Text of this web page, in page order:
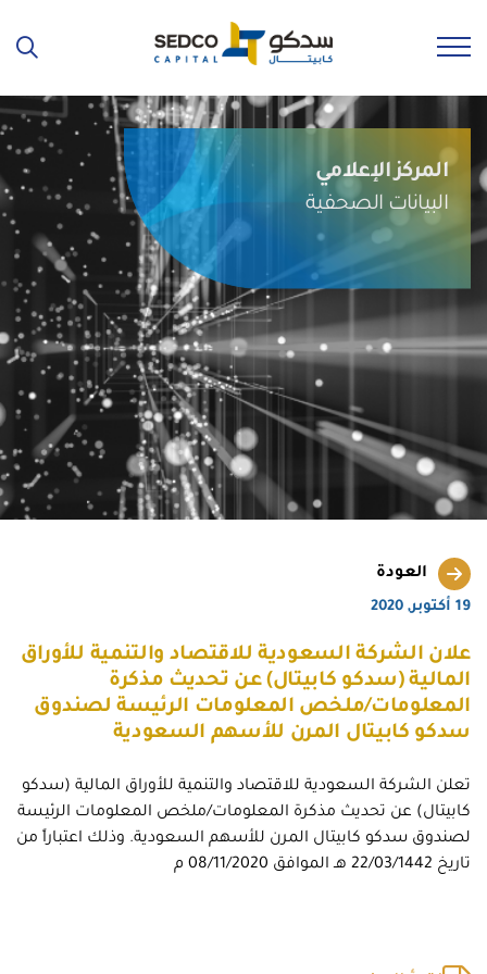
المركز الإعلامي
البيانات الصحفية
العودة
19 أكتوبر, 2020
علان الشركة السعودية للاقتصاد والتنمية للأوراق
المالية (سدكو كابيتال) عن تحديث مذكرة
المعلومات/ملخص المعلومات الرئيسة لصندوق
سدكو كابيتال المرن للأسهم السعودية
تعلن الشركة السعودية للاقتصاد والتنمية للأوراق المالية (سدكو
كابيتال) عن تحديث مذكرة المعلومات/ملخص المعلومات الرئيسة
لصندوق سدكو كابيتال المرن للأسهم السعودية. وذلك اعتباراً من
تاريخ 22/03/1442 هـ الموافق 08/11/2020 م